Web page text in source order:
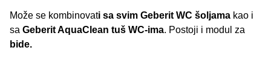
Može se kombinovati sa svim Geberit WC šoljama kao i
sa Geberit AquaClean tuš WC-ima. Postoji i modul za
bide.